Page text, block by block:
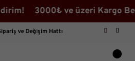
3000₺ ve üzeri Kargo
ve Değişim Hattı